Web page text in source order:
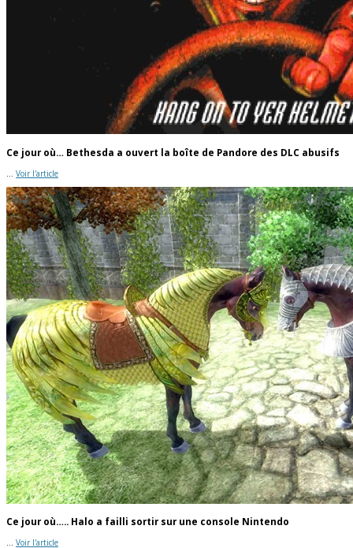
Ce jour où… Bethesda a ouvert la boîte de Pandore des DLC abusifs
Voir l'article
Ce jour où….. Halo a failli sortir sur une console Nintendo
... Voir l'article